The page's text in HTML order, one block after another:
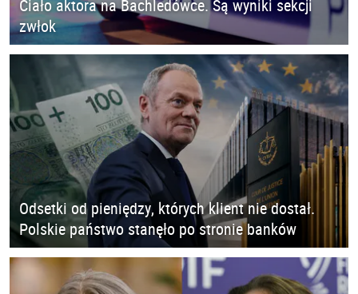
Ciało aktora na Bachledówce. Są wyniki sekcji
zwłok
Odsetki od pieniędzy, których klient nie dostał.
Polskie państwo stanęło po stronie banków